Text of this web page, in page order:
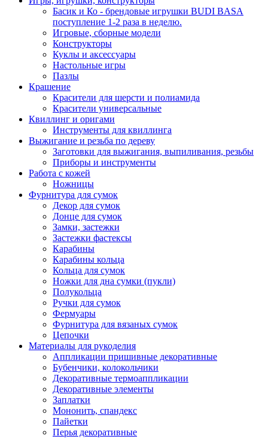
Басик и Ко - брендовые игрушки BUDI BASA
поступление 1-2 раза в неделю.
Игровые, сборные модели
Конструкторы
Куклы и аксессуары
Настольные игры
Пазлы
Крашение
Красители для шерсти и полиамида
Красители универсальные
Квиллинг и оригами
Инструменты для квиллинга
Выжигание и резьба по дереву
Заготовки для выжигания, выпиливания, резьбы
Приборы и инструменты
Работа с кожей
Ножницы
Фурнитура для сумок
Декор для сумок
Донце для сумок
Замки, застежки
Застежки фастексы
Карабины
Карабины кольца
Кольца для сумок
Ножки для дна сумки (пукли)
Полукольца
Ручки для сумок
Фермуары
Фурнитура для вязаных сумок
Цепочки
Материалы для рукоделия
Аппликации пришивные декоративные
Бубенчики, колокольчики
Декоративные термоаппликации
Декоративные элементы
Заплатки
Мононить, спандекс
Пайетки
Перья декоративные